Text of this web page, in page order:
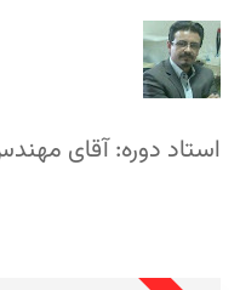
استاد دوره: آقای